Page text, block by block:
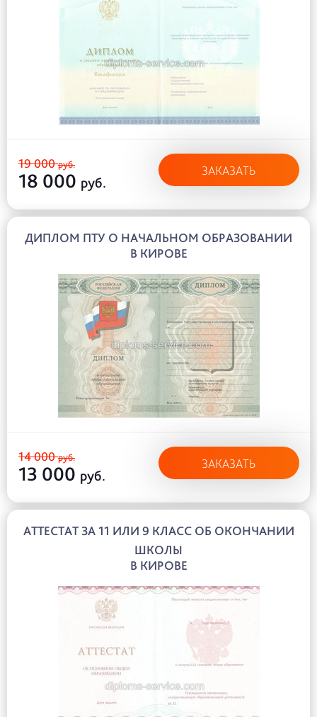
19 000руб.
18 000 руб.
ЗАКАЗАТЬ
ДИПЛОМ ПТУ О НАЧАЛЬНОМ ОБРАЗОВАНИИ
В КИРОВЕ
14 000руб.
13 000 руб.
ЗАКАЗАТЬ
АТТЕСТАТ ЗА 11 ИЛИ 9 КЛАСС ОБ ОКОНЧАНИИ
ШКОЛЫ
В КИРОВЕ